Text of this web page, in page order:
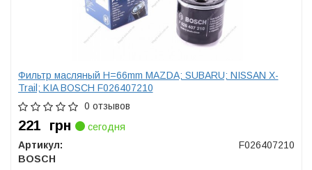
Фильтр масляный H=66mm МАZDA; SUBARU; NISSAN X-
Trail; KIA BOSCH F026407210
0 отзывов
221 грн
сегодня
Артикул:
F026407210
BOSCH